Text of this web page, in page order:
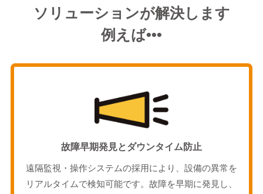
ソリューションが解決します
例えば•••
故障早期発見とダウンタイム防止
遠隔監視・操作システムの採用により、設備の異常を
リアルタイムで検知可能です。故障を早期に発見し、